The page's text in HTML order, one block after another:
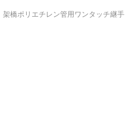
架橋ポリエチレン管用ワンタッチ継手